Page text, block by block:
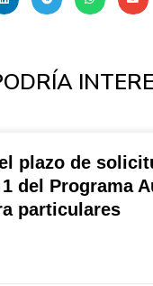
plazo de
1 del Programa
particulares